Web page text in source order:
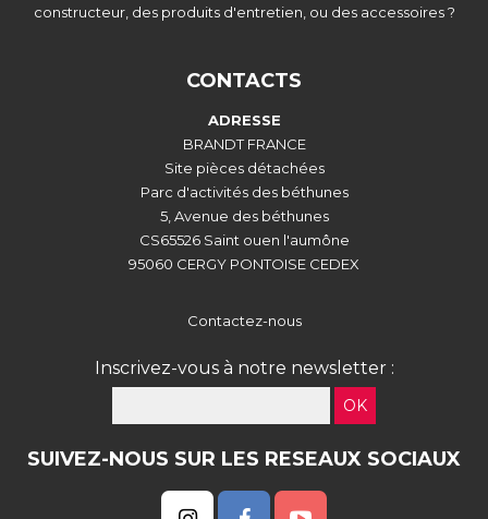
constructeur, des produits d'entretien, ou des accessoires ?
CONTACTS
ADRESSE
BRANDT FRANCE
Site pièces détachées
Parc d'activités des béthunes
5, Avenue des béthunes
CS65526 Saint ouen l'aumône
95060 CERGY PONTOISE CEDEX
Contactez-nous
Inscrivez-vous à notre newsletter :
OK
SUIVEZ-NOUS SUR LES RESEAUX SOCIAUX